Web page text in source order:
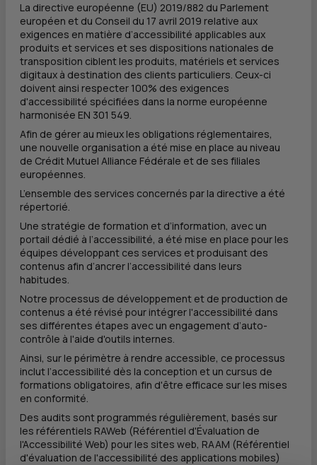
La directive européenne (EU) 2019/882 du Parlement
européen et du Conseil du 17 avril 2019 relative aux
exigences en matière d’accessibilité applicables aux
produits et services et ses dispositions nationales de
transposition ciblent les produits, matériels et services
digitaux à destination des clients particuliers. Ceux-ci
doivent ainsi respecter 100% des exigences
d'accessibilité spécifiées dans la norme européenne
harmonisée EN 301 549.
Afin de gérer au mieux les obligations réglementaires,
une nouvelle organisation a été mise en place au niveau
de Crédit Mutuel Alliance Fédérale et de ses filiales
européennes.
L’ensemble des services concernés par la directive a été
répertorié.
Une stratégie de formation et d’information, avec un
portail dédié à l’accessibilité, a été mise en place pour les
équipes développant ces services et produisant des
contenus afin d’ancrer l’accessibilité dans leurs
habitudes.
Notre processus de développement et de production de
contenus a été révisé pour intégrer l'accessibilité dans
ses différentes étapes avec un engagement d’auto-
contrôle à l'aide d'outils internes.
Ainsi, sur le périmètre à rendre accessible, ce processus
inclut l’accessibilité dès la conception et un cursus de
formations obligatoires, afin d'être efficace sur les mises
en conformité.
Des audits sont programmés régulièrement, basés sur
les référentiels RAWeb (Référentiel d'Évaluation de
l'Accessibilité Web) pour les sites web, RAAM (Référentiel
d'évaluation de l'accessibilité des applications mobiles)